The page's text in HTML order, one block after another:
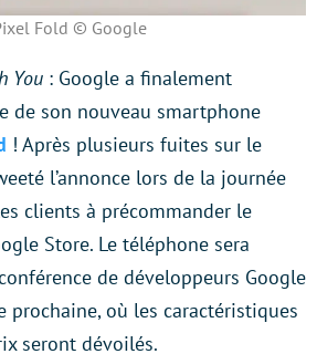
Fold © Google
You : Google a finalement
de son nouveau smartphone
! Après plusieurs fuites sur le
l’annonce lors de la journée
clients à précommander le
Store. Le téléphone sera
de développeurs Google
prochaine, où les caractéristiques
seront dévoilés.